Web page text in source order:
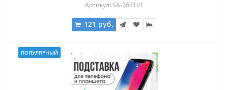
Артикул: SA-263191
121 руб.
ПОПУЛЯРНЫЙ